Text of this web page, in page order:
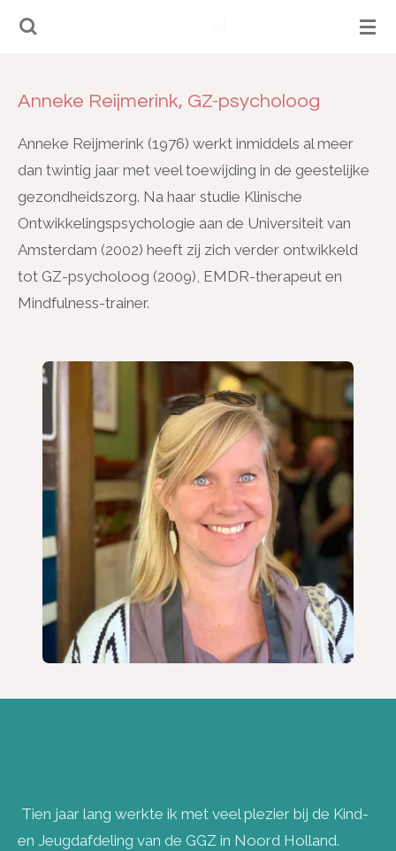
Ga
de
Anneke Reijmerink, GZ-psycholoog
Anneke Reijmerink (1976) werkt inmiddels al meer
dan twintig jaar met veel toewijding in de geestelijke
gezondheidszorg. Na haar studie Klinische
Ontwikkelingspsychologie aan de Universiteit van
Amsterdam (2002) heeft zij zich verder ontwikkeld
tot GZ-psycholoog (2009), EMDR-therapeut en
Mindfulness-trainer.
Tien jaar lang werkte ik met veel plezier bij de Kind-
en Jeugdafdeling van de GGZ in Noord Holland.